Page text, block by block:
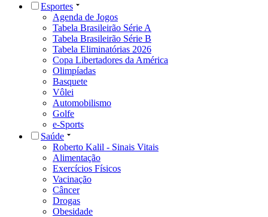
Esportes
Agenda de Jogos
Tabela Brasileirão Série A
Tabela Brasileirão Série B
Tabela Eliminatórias 2026
Copa Libertadores da América
Olimpíadas
Basquete
Vôlei
Automobilismo
Golfe
e-Sports
Saúde
Roberto Kalil - Sinais Vitais
Alimentação
Exercícios Físicos
Vacinação
Câncer
Drogas
Obesidade